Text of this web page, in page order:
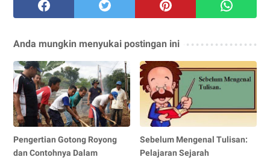
Anda mungkin menyukai postingan ini
Pengertian Gotong Royong
dan Contohnya Dalam
Sebelum Mengenal Tulisan:
Pelajaran Sejarah